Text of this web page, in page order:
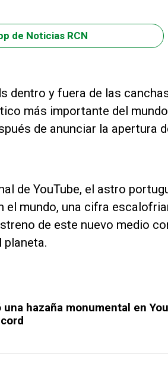
de Noticias RCN
dentro y fuera de las
más importante del
de anunciar la apertura
de YouTube, el astro
el mundo, una cifra
de este nuevo medio
hazaña monumental en